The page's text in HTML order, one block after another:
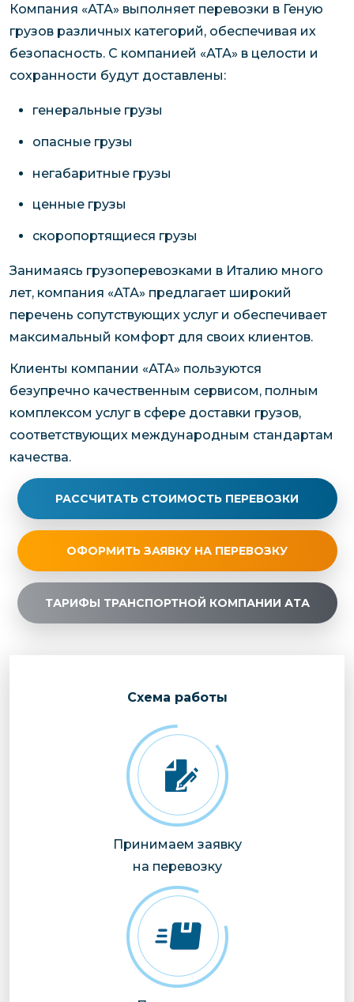
Компания «АТА» выполняет перевозки в Геную
грузов различных категорий, обеспечивая их
безопасность. С компанией «АТА» в целости и
сохранности будут доставлены:
генеральные грузы
опасные грузы
негабаритные грузы
ценные грузы
скоропортящиеся грузы
Занимаясь грузоперевозками в Италию много
лет, компания «АТА» предлагает широкий
перечень сопутствующих услуг и обеспечивает
максимальный комфорт для своих клиентов.
Клиенты компании «АТА» пользуются
безупречно качественным сервисом, полным
комплексом услуг в сфере доставки грузов,
соответствующих международным стандартам
качества.
РАССЧИТАТЬ СТОИМОСТЬ ПЕРЕВОЗКИ
ОФОРМИТЬ ЗАЯВКУ НА ПЕРЕВОЗКУ
ТАРИФЫ ТРАНСПОРТНОЙ КОМПАНИИ АТА
Cхема работы
Принимаем заявку
на перевозку